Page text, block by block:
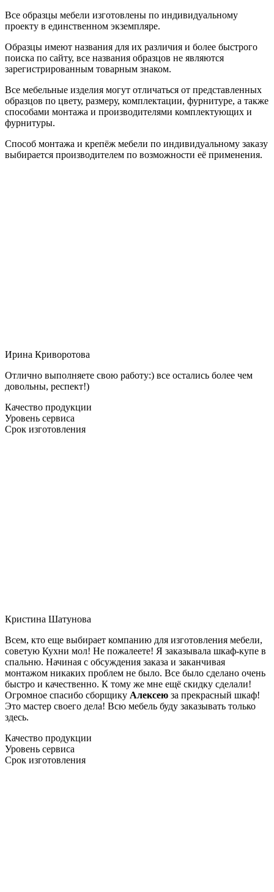
Все образцы мебели изготовлены по индивидуальному
проекту в единственном экземпляре.
Образцы имеют названия для их различия и более быстрого
поиска по сайту, все названия образцов не являются
зарегистрированным товарным знаком.
Все мебельные изделия могут отличаться от представленных
образцов по цвету, размеру, комплектации, фурнитуре, а также
способами монтажа и производителями комплектующих и
фурнитуры.
Способ монтажа и крепёж мебели по индивидуальному заказу
выбирается производителем по возможности её применения.
Ирина Криворотова
Отлично выполняете свою работу:) все остались более чем
довольны, респект!)
Качество продукции
Уровень сервиса
Срок изготовления
Кристина Шатунова
Всем, кто еще выбирает компанию для изготовления мебели,
советую Кухни мол! Не пожалеете! Я заказывала шкаф-купе в
спальню. Начиная с обсуждения заказа и заканчивая
монтажом никаких проблем не было. Все было сделано очень
быстро и качественно. К тому же мне ещё скидку сделали!
Огромное спасибо сборщику Алексею за прекрасный шкаф!
Это мастер своего дела! Всю мебель буду заказывать только
здесь.
Качество продукции
Уровень сервиса
Срок изготовления